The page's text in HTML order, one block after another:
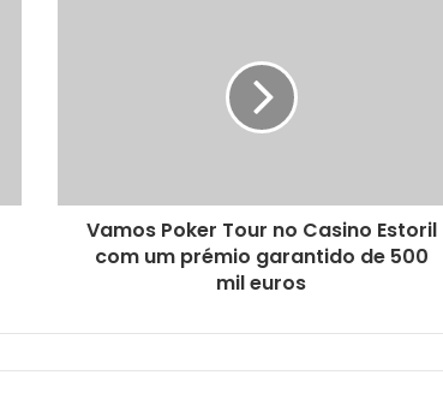
Vamos Poker Tour no Casino Estoril
com um prémio garantido de 500
mil euros